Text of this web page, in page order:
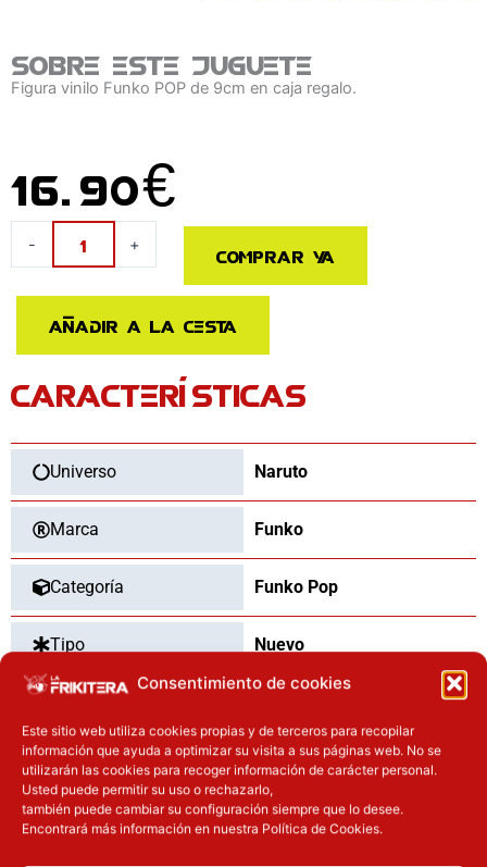
Consentimiento de cookies
Este sitio web utiliza cookies propias y de terceros para recopilar
información que ayuda a optimizar su visita a sus páginas web. No se
utilizarán las cookies para recoger información de carácter personal.
Usted puede permitir su uso o rechazarlo,
también puede cambiar su configuración siempre que lo desee.
Encontrará más información en nuestra Política de Cookies.
Sobre este juguete
Figura vinilo Funko POP de 9cm en caja regalo.
16.90€
-
Shippuden
Hinata
cantidad
+ Comprar ya
Añadir a la cesta
CARACTERÍSTICAS
Universo Naruto
Marca Funko
Categoría Funko Pop
Tipo Nuevo
OTROS PRODUCTOS QUE TE
PUEDEN INTERESAR
El precio original era: 32.90€.
El precio actual es: 26.32€. El precio original era: 40.90€.
El precio actual es: 32.72€.